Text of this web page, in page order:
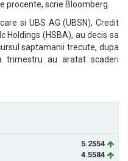
procente, scrie Bloomberg.
si UBS AG (UBSN), Credit
Holdings (HSBA), au decis sa
saptamanii trecute, dupa
trimestru au aratat scaderi
5.2554
4.5584